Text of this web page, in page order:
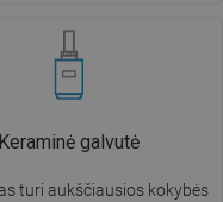
Keraminė galvutė
turi aukščiausios kokybės